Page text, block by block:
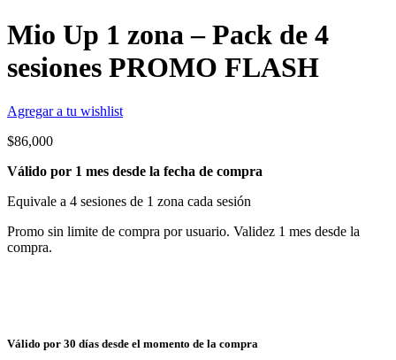
Mio Up 1 zona – Pack de 4
sesiones PROMO FLASH
Agregar a tu wishlist
$86,000
Válido por 1 mes desde la fecha de compra
Equivale a 4 sesiones de 1 zona cada sesión
Promo sin limite de compra por usuario. Validez 1 mes desde la
compra.
Válido por 30 días desde el momento de la compra